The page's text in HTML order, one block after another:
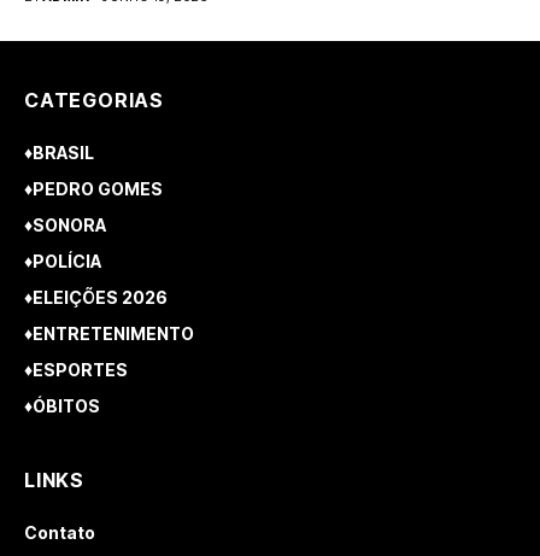
CATEGORIAS
♦BRASIL
♦PEDRO GOMES
♦SONORA
♦POLÍCIA
♦ELEIÇÕES 2026
♦ENTRETENIMENTO
♦ESPORTES
♦ÓBITOS
LINKS
Contato